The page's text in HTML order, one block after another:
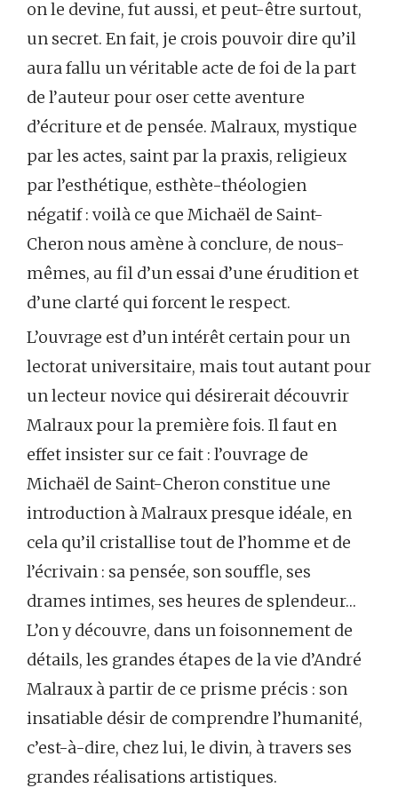
on le devine, fut aussi, et peut-être surtout,
un secret. En fait, je crois pouvoir dire qu’il
aura fallu un véritable acte de foi de la part
de l’auteur pour oser cette aventure
d’écriture et de pensée. Malraux, mystique
par les actes, saint par la praxis, religieux
par l’esthétique, esthète-théologien
négatif : voilà ce que Michaël de Saint-
Cheron nous amène à conclure, de nous-
mêmes, au fil d’un essai d’une érudition et
d’une clarté qui forcent le respect.
L’ouvrage est d’un intérêt certain pour un
lectorat universitaire, mais tout autant pour
un lecteur novice qui désirerait découvrir
Malraux pour la première fois. Il faut en
effet insister sur ce fait : l’ouvrage de
Michaël de Saint-Cheron constitue une
introduction à Malraux presque idéale, en
cela qu’il cristallise tout de l’homme et de
l’écrivain : sa pensée, son souffle, ses
drames intimes, ses heures de splendeur…
L’on y découvre, dans un foisonnement de
détails, les grandes étapes de la vie d’André
Malraux à partir de ce prisme précis : son
insatiable désir de comprendre l’humanité,
c’est-à-dire, chez lui, le divin, à travers ses
grandes réalisations artistiques.